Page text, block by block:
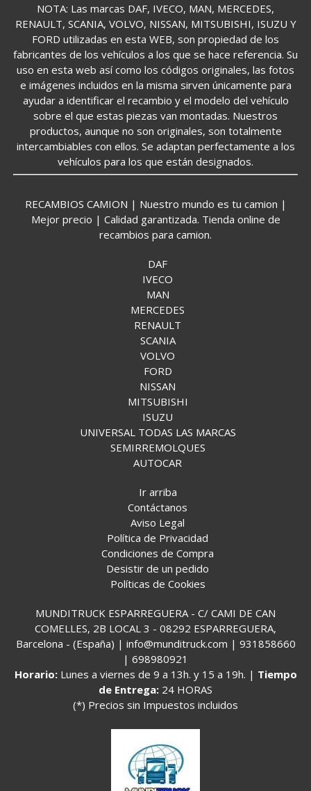
NOTA: Las marcas DAF, IVECO, MAN, MERCEDES,
RENAULT, SCANIA, VOLVO, NISSAN, MITSUBISHI, ISUZU Y
FORD utilizadas en esta WEB, son propiedad de los
fabricantes de los vehículos a los que se hace referencia. Su
uso en esta web así como los códigos originales, las fotos
e imágenes incluidos en la misma sirven únicamente para
ayudar a identificar el recambio y el modelo del vehículo
sobre el que estas piezas van montadas. Nuestros
productos, aunque no son originales, son totalmente
intercambiables con ellos. Se adaptan perfectamente a los
vehículos para los que están designados.
RECAMBIOS CAMION | Nuestro mundo es tu camion |
Mejor precio | Calidad garantizada. Tienda online de
recambios para camion.
DAF
IVECO
MAN
MERCEDES
RENAULT
SCANIA
VOLVO
FORD
NISSAN
MITSUBISHI
ISUZU
UNIVERSAL TODAS LAS MARCAS
SEMIRREMOLQUES
AUTOCAR
Ir arriba
Contáctanos
Aviso Legal
Política de Privacidad
Condiciones de Compra
Desistir de un pedido
Políticas de Cookies
MUNDITRUCK ESPARREGUERA - C/ CAMI DE CAN
COMELLES, 2B LOCAL 3 - 08292 ESPARREGUERA,
Barcelona - (España) | info@munditruck.com | 931858660
| 698980921
Horario: Lunes a viernes de 9 a 13h. y 15 a 19h. | Tiempo
de Entrega: 24 HORAS
(*) Precios sin Impuestos incluidos